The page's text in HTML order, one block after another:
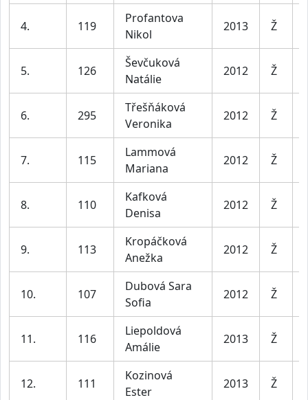
4. 119
Profantova
Nikol
2013 Ž
5. 126
Ševčuková
Natálie
2012 Ž
6. 295
Třešňáková
Veronika
2012 Ž
7. 115
Lammová
Mariana
2012 Ž
8. 110
Kafková
Denisa
2012 Ž
9. 113
Kropáčková
Anežka
2012 Ž
10. 107
Dubová Sara
Sofia
2012 Ž
11. 116
Liepoldová
Amálie
2013 Ž
12. 111
Kozinová
Ester
2013 Ž